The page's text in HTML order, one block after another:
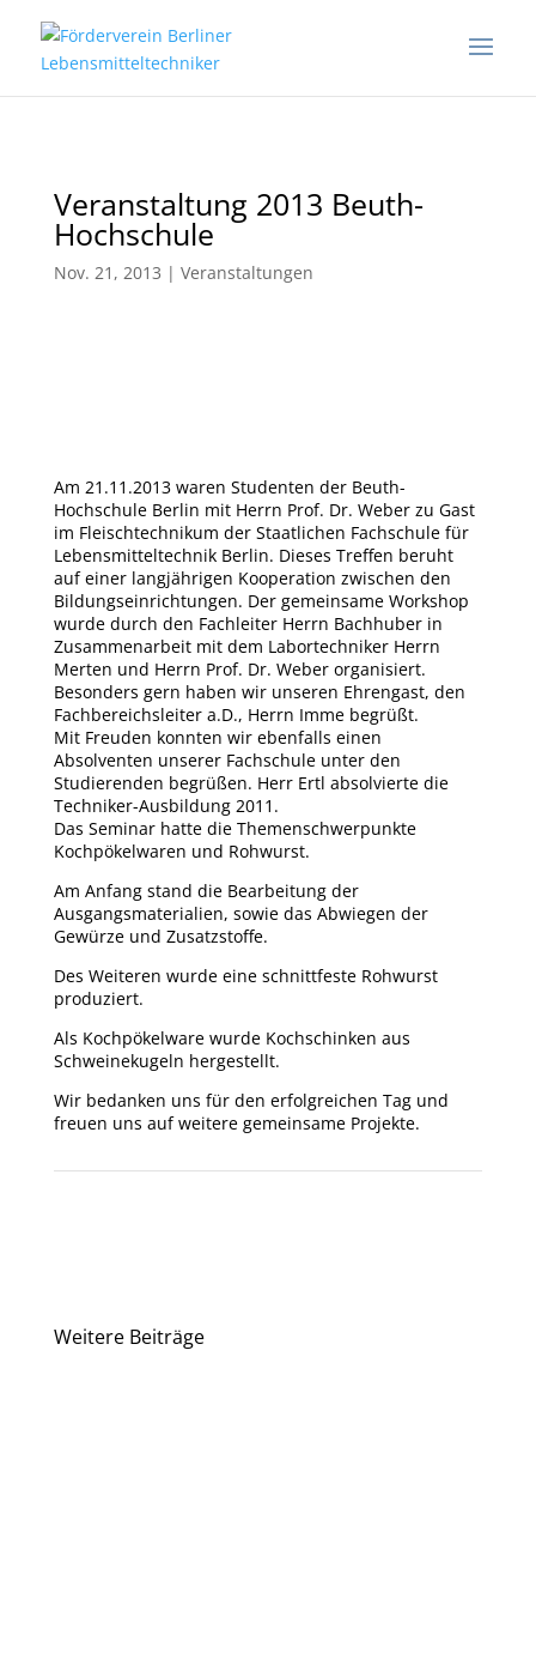
Veranstaltung 2013 Beuth-
Hochschule
Nov. 21, 2013 | Veranstaltungen
Am 21.11.2013 waren Studenten der Beuth-
Hochschule Berlin mit Herrn Prof. Dr. Weber zu Gast
im Fleischtechnikum der Staatlichen Fachschule für
Lebensmitteltechnik Berlin. Dieses Treffen beruht
auf einer langjährigen Kooperation zwischen den
Bildungseinrichtungen. Der gemeinsame Workshop
wurde durch den Fachleiter Herrn Bachhuber in
Zusammenarbeit mit dem Labortechniker Herrn
Merten und Herrn Prof. Dr. Weber organisiert.
Besonders gern haben wir unseren Ehrengast, den
Fachbereichsleiter a.D., Herrn Imme begrüßt.
Mit Freuden konnten wir ebenfalls einen
Absolventen unserer Fachschule unter den
Studierenden begrüßen. Herr Ertl absolvierte die
Techniker-Ausbildung 2011.
Das Seminar hatte die Themenschwerpunkte
Kochpökelwaren und Rohwurst.
Am Anfang stand die Bearbeitung der
Ausgangsmaterialien, sowie das Abwiegen der
Gewürze und Zusatzstoffe.
Des Weiteren wurde eine schnittfeste Rohwurst
produziert.
Als Kochpökelware wurde Kochschinken aus
Schweinekugeln hergestellt.
Wir bedanken uns für den erfolgreichen Tag und
freuen uns auf weitere gemeinsame Projekte.
Weitere Beiträge